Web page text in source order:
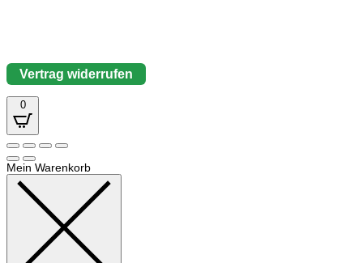
Vertrag widerrufen
0
Mein Warenkorb